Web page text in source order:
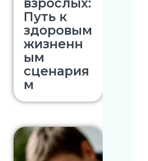
Путь к
здоровым
жизненн
ым
сценария
м